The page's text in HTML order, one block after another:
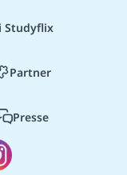
Studyflix
Partner
Presse